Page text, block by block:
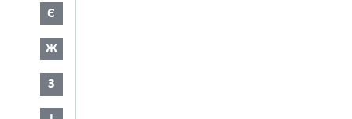
Є
Ж
З